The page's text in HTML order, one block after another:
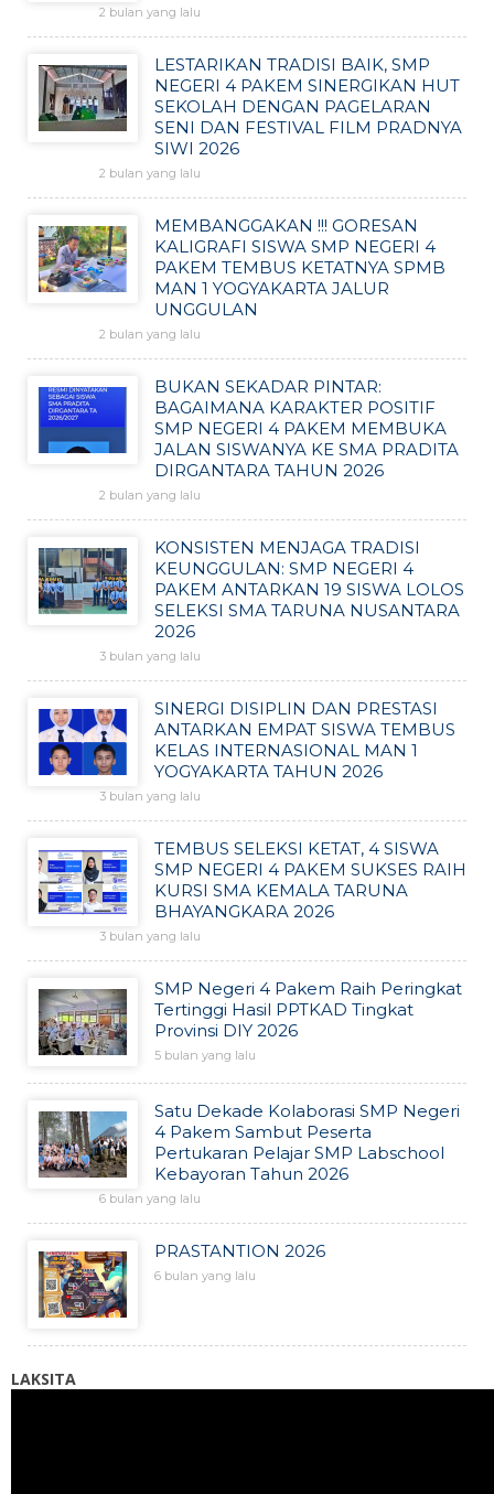
2 bulan yang lalu
LESTARIKAN TRADISI BAIK, SMP
NEGERI 4 PAKEM SINERGIKAN HUT
SEKOLAH DENGAN PAGELARAN
SENI DAN FESTIVAL FILM PRADNYA
SIWI 2026
2 bulan yang lalu
MEMBANGGAKAN !!! GORESAN
KALIGRAFI SISWA SMP NEGERI 4
PAKEM TEMBUS KETATNYA SPMB
MAN 1 YOGYAKARTA JALUR
UNGGULAN
2 bulan yang lalu
BUKAN SEKADAR PINTAR:
BAGAIMANA KARAKTER POSITIF
SMP NEGERI 4 PAKEM MEMBUKA
JALAN SISWANYA KE SMA PRADITA
DIRGANTARA TAHUN 2026
2 bulan yang lalu
KONSISTEN MENJAGA TRADISI
KEUNGGULAN: SMP NEGERI 4
PAKEM ANTARKAN 19 SISWA LOLOS
SELEKSI SMA TARUNA NUSANTARA
2026
3 bulan yang lalu
SINERGI DISIPLIN DAN PRESTASI
ANTARKAN EMPAT SISWA TEMBUS
KELAS INTERNASIONAL MAN 1
YOGYAKARTA TAHUN 2026
3 bulan yang lalu
TEMBUS SELEKSI KETAT, 4 SISWA
SMP NEGERI 4 PAKEM SUKSES RAIH
KURSI SMA KEMALA TARUNA
BHAYANGKARA 2026
3 bulan yang lalu
SMP Negeri 4 Pakem Raih Peringkat
Tertinggi Hasil PPTKAD Tingkat
Provinsi DIY 2026
5 bulan yang lalu
Satu Dekade Kolaborasi SMP Negeri
4 Pakem Sambut Peserta
Pertukaran Pelajar SMP Labschool
Kebayoran Tahun 2026
6 bulan yang lalu
PRASTANTION 2026
6 bulan yang lalu
LAKSITA